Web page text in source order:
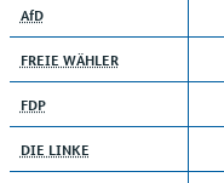
AfD
FREIE WÄHLER
FDP
DIE LINKE